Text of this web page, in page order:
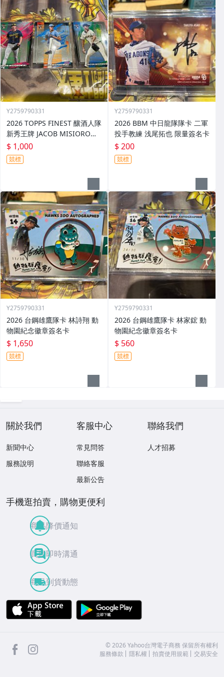
Y2759790331
2026 TOPPS FINEST 釀酒人隊
新秀王牌 JACOB MISIOROWS
KI 普卡SP.SSP一起賣
$ 1,000
競標
Y2759790331
2026 BBM 中日龍隊隊卡 二軍
投手教練 浅尾拓也 限量簽名卡
$ 200
競標
Y2759790331
2026 台鋼雄鷹隊卡 林詩翔 動
物園紀念徽章簽名卡
$ 1,650
競標
Y2759790331
2026 台鋼雄鷹隊卡 林家鋐 動
物園紀念徽章簽名卡
$ 560
競標
關於我們
新聞中心
服務說明
客服中心
常見問答
聯絡客服
最新公告
聯絡我們
人才招募
手機逛拍賣，購物更便利
商品降價通知
買賣即時溝通
商品到貨動態
APP Store
facebook ©2026 Yahoo台灣電子商務 保留所有權利
服務條款
隱私權 拍賣使用規範 交易安全